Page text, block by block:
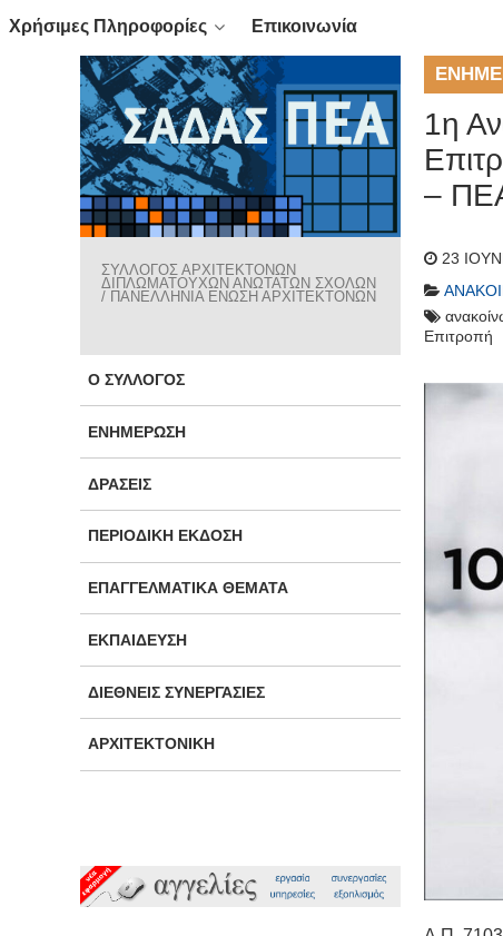
Χρήσιμες Πληροφορίες Επικοινωνία
ΣΥΛΛΟΓΟΣ ΑΡΧΙΤΕΚΤΟΝΩΝ
ΔΙΠΛΩΜΑΤΟΥΧΩΝ ΑΝΩΤΑΤΩΝ ΣΧΟΛΩΝ
/ ΠΑΝΕΛΛΗΝΙΑ ΕΝΩΣΗ ΑΡΧΙΤΕΚΤΟΝΩΝ
Ο ΣΎΛΛΟΓΟΣ
ΕΝΗΜΈΡΩΣΗ
ΔΡΆΣΕΙΣ
ΠΕΡΙΟΔΙΚΉ ΈΚΔΟΣΗ
ΕΠΑΓΓΕΛΜΑΤΙΚΆ ΘΈΜΑΤΑ
ΕΚΠΑΊΔΕΥΣΗ
ΔΙΕΘΝΕΊΣ ΣΥΝΕΡΓΑΣΊΕΣ
ΑΡΧΙΤΕΚΤΟΝΙΚΉ
1η
–
23
Επιτροπή